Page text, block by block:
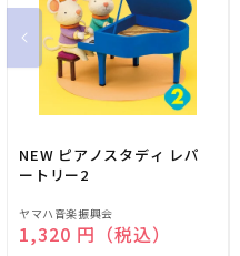
NEW ピアノスタディ レパ
ートリー2
販
売
ヤマハ音楽振興会
通常価格
1,320 円（税込）